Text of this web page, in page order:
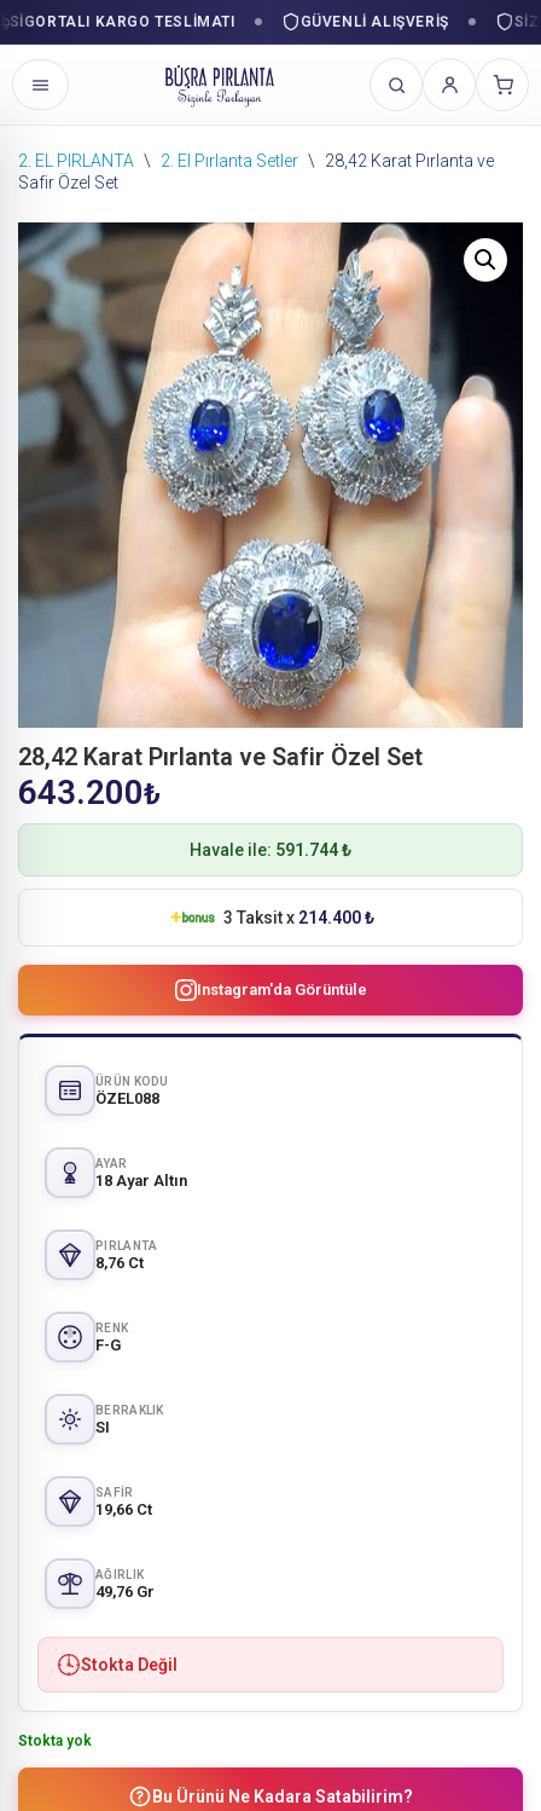
KARGO TESLIMATI GÜVENLI ALIŞVERIŞ
İçeriğe
2. EL PIRLANTA \ 2. El Pırlanta Setler \
28,42 Karat Pırlanta ve
Safir Özel Set
28,42 Karat Pırlanta ve Safir Özel Set
643.200₺
Havale ile: 591.744 ₺
3 Taksit x 214.400 ₺
Instagram'da Görüntüle
ÜRÜN KODU
ÖZEL088
AYAR
18 Ayar Altın
PIRLANTA
8,76 Ct
RENK
F-G
BERRAKLIK
SI
SAFIR
19,66 Ct
AĞIRLIK
49,76 Gr
Stokta Değil
Stokta yok
Bu Ürünü Ne Kadara Satabilirim?